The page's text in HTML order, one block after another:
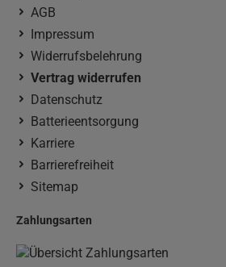
AGB
Impressum
Widerrufsbelehrung
Vertrag widerrufen
Datenschutz
Batterieentsorgung
Karriere
Barrierefreiheit
Sitemap
Zahlungsarten